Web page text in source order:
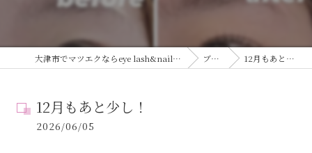
大津市でマツエクならeye lash&nail salon Reon ブログ 12月もあと少し！
12月もあと少し！
2026/06/05